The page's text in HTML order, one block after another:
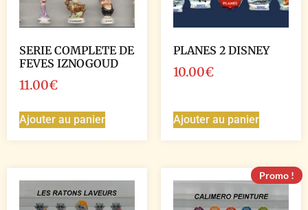
SERIE COMPLETE DE
FEVES IZNOGOUD
11.00€
Ajouter au panier
PLANES 2 DISNEY
10.00€
Ajouter au panier
Promo !